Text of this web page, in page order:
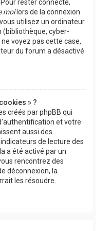
rester connecté,
moilors de la connexion.
utilisez un ordinateur
(bibliothèque, cyber-
voyez pas cette case,
du forum a désactivé
» ?
créés par phpBB qui
et votre
aussi des
de lecture des
a été activé par un
rencontrez des
déconnexion, la
les résoudre.